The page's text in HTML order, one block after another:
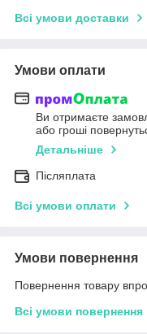
Всі умови доставки
Умови оплати
Ви отримаєте
або гроші
Детальніше
Післяплата
Всі умови оплати
Умови повернення
Повернення товару
Всі умови повернення